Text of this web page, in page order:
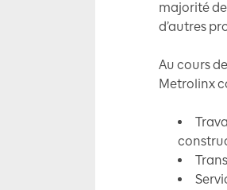
majorité
d’autres
Au cours
Metrolinx